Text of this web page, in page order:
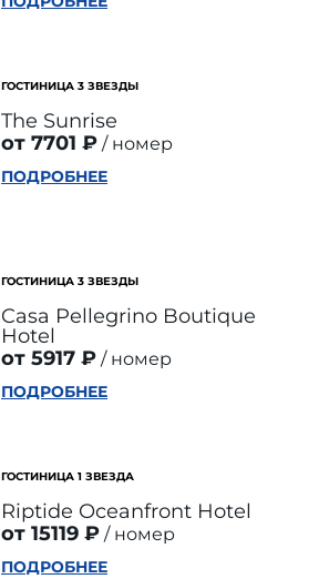
ГОСТИНИЦА 3 ЗВЕЗДЫ
The Sunrise
от 7701 ₽
номер
ПОДРОБНЕЕ
ГОСТИНИЦА 3 ЗВЕЗДЫ
Casa Pellegrino Boutique
Hotel
от 5917 ₽
номер
ПОДРОБНЕЕ
ГОСТИНИЦА 1 ЗВЕЗДА
Riptide Oceanfront Hotel
от 15119 ₽
номер
ПОДРОБНЕЕ